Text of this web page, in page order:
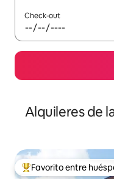
Check-out
Alquileres de
Favorito entre los
Favorito entre